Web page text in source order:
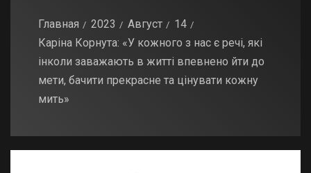
Главная 2023 Август
14
Каріна Корнута: «У кожного з нас є речі, які
інколи заважають в житті впевнено йти до
мети, бачити прекрасне та цінувати кожну
мить»